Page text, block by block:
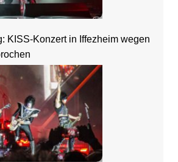
KISS-Konzert in Iffezheim wegen